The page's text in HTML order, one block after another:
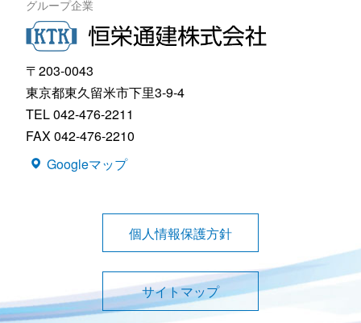
グループ企業
〒203-0043
東京都東久留米市下里3-9-4
TEL 042-476-2211
FAX 042-476-2210
Googleマップ
個人情報保護方針
サイトマップ